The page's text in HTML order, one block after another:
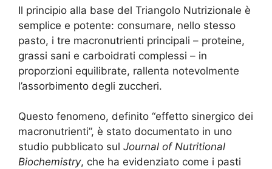
Il principio alla base del Triangolo Nutrizionale è
semplice e potente: consumare, nello stesso
pasto, i tre macronutrienti principali – proteine,
grassi sani e carboidrati complessi – in
proporzioni equilibrate, rallenta notevolmente
l’assorbimento degli zuccheri.
Questo fenomeno, definito “effetto sinergico dei
macronutrienti”, è stato documentato in uno
studio pubblicato sul Journal of Nutritional
Biochemistry, che ha evidenziato come i pasti